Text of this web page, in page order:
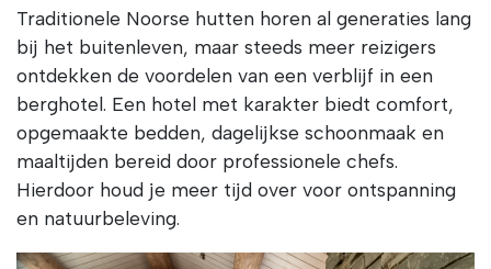
Traditionele Noorse hutten horen al generaties lang
bij het buitenleven, maar steeds meer reizigers
ontdekken de voordelen van een verblijf in een
berghotel. Een hotel met karakter biedt comfort,
opgemaakte bedden, dagelijkse schoonmaak en
maaltijden bereid door professionele chefs.
Hierdoor houd je meer tijd over voor ontspanning
en natuurbeleving.